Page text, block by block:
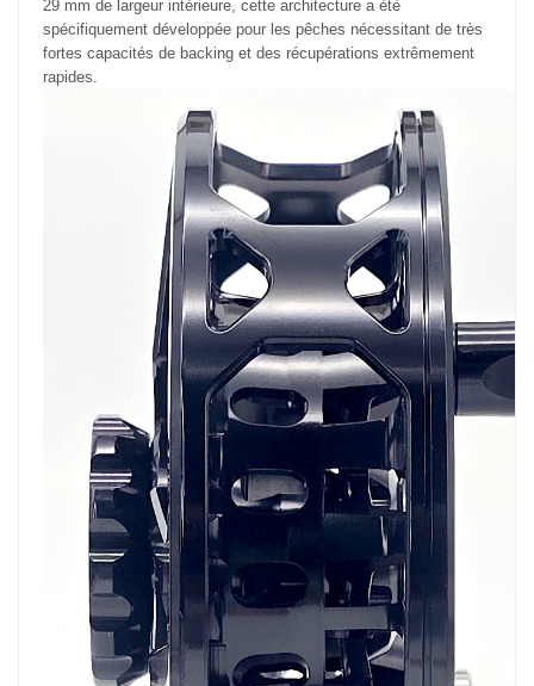
29 mm de largeur intérieure, cette architecture a été
spécifiquement développée pour les pêches nécessitant de très
fortes capacités de backing et des récupérations extrêmement
rapides.